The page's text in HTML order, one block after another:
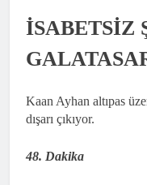
İSABETSİZ
Kaan Ayhan altıpas
dışarı çıkıyor.
48. Dakika